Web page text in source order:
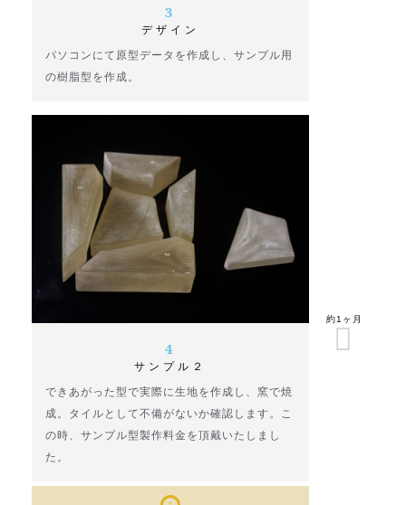
3
デザイン
パソコンにて原型データを作成し、サンプル用
の樹脂型を作成。
4
サンプル２
できあがった型で実際に生地を作成し、窯で焼
成。タイルとして不備がないか確認します。こ
の時、サンプル型製作料金を頂戴いたしまし
た。
約1ヶ月